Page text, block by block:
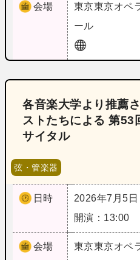
会場 東京東京オペ
ール
各音楽大学より推薦
ストたちによる 第53
サイタル
弦・管楽器
日時
2026年7月5日
開演：13:00
会場 東京東京オペ